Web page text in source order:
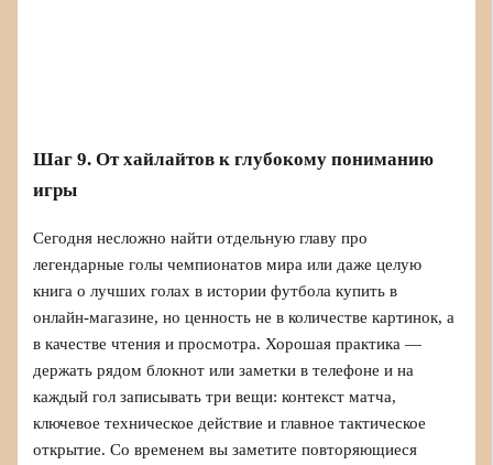
Шаг 9. От хайлайтов к глубокому пониманию
игры
Сегодня несложно найти отдельную главу про
легендарные голы чемпионатов мира или даже целую
книга о лучших голах в истории футбола купить в
онлайн‑магазине, но ценность не в количестве картинок, а
в качестве чтения и просмотра. Хорошая практика —
держать рядом блокнот или заметки в телефоне и на
каждый гол записывать три вещи: контекст матча,
ключевое техническое действие и главное тактическое
открытие. Со временем вы заметите повторяющиеся